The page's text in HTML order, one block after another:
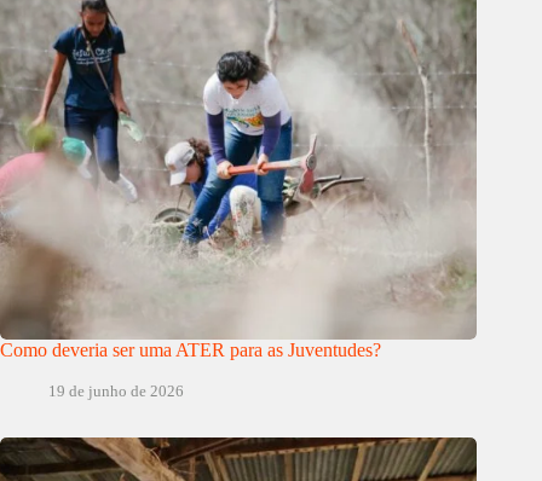
Como deveria ser uma ATER para as Juventudes?
19 de junho de 2026